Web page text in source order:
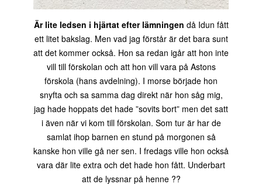
Är lite ledsen i hjärtat efter lämningen då Idun fått
ett litet bakslag. Men vad jag förstår är det bara sunt
att det kommer också. Hon sa redan igår att hon inte
vill till förskolan och att hon vill vara på Astons
förskola (hans avdelning). I morse började hon
snyfta och sa samma dag direkt när hon såg mig,
jag hade hoppats det hade ”sovits bort” men det satt
i även när vi kom till förskolan. Som tur är har de
samlat ihop barnen en stund på morgonen så
kanske hon ville gå ner sen. I fredags ville hon också
vara där lite extra och det hade hon fått. Underbart
att de lyssnar på henne ??